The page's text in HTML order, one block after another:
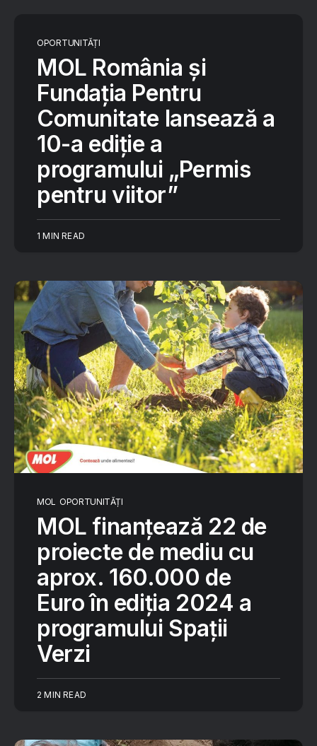
OPORTUNITĂȚI
MOL România și
Fundația Pentru
Comunitate lansează a
10-a ediție a
programului „Permis
pentru viitor”
1 MIN READ
MOL OPORTUNITĂȚI
MOL finanțează 22 de
proiecte de mediu cu
aprox. 160.000 de
Euro în ediția 2024 a
programului Spații
Verzi
2 MIN READ